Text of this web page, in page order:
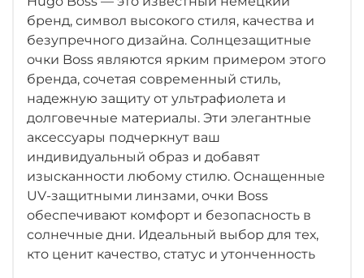
бренд, символ высокого стиля, качества и
безупречного дизайна. Солнцезащитные
очки Boss являются ярким примером этого
бренда, сочетая современный стиль,
надежную защиту от ультрафиолета и
долговечные материалы. Эти элегантные
аксессуары подчеркнут ваш
индивидуальный образ и добавят
изысканности любому стилю. Оснащенные
UV-защитными линзами, очки Boss
обеспечивают комфорт и безопасность в
солнечные дни. Идеальный выбор для тех,
кто ценит качество, статус и утонченность